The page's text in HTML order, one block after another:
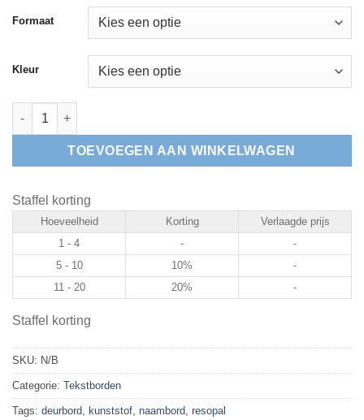
Formaat
Kleur
Kunststof naambord Honden niet toegestaan aantal
TOEVOEGEN AAN WINKELWAGEN
Staffel korting
Hoeveelheid Korting
Verlaagde prijs
1 - 4
-
-
5 - 10
10%
-
11 - 20
20% -
Staffel korting
SKU: N/B
Categorie: Tekstborden
Tags: deurbord kunststof naambord resopal